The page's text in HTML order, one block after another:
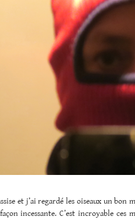
et j’ai regardé les oiseaux un
incessante. C’est incroyable